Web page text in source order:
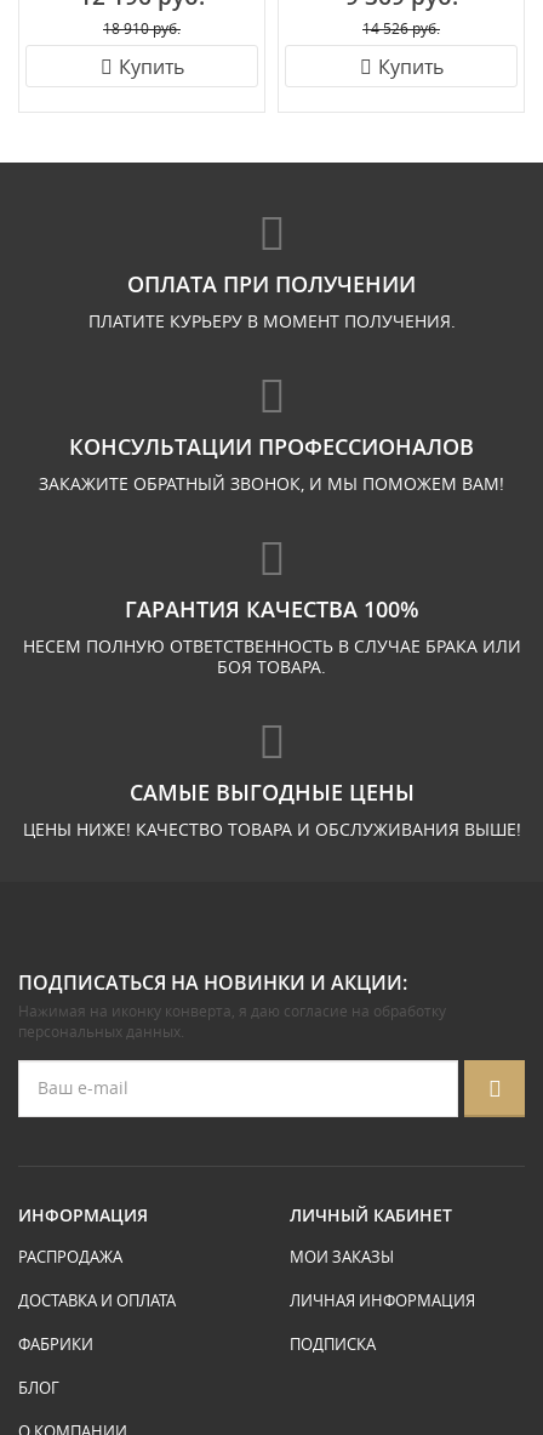
18 910 руб.
Купить
14 526 руб.
Купить
ОПЛАТА ПРИ ПОЛУЧЕНИИ
ПЛАТИТЕ КУРЬЕРУ В МОМЕНТ ПОЛУЧЕНИЯ.
КОНСУЛЬТАЦИИ ПРОФЕССИОНАЛОВ
ЗАКАЖИТЕ ОБРАТНЫЙ ЗВОНОК, И МЫ ПОМОЖЕМ ВАМ!
ГАРАНТИЯ КАЧЕСТВА 100%
НЕСЕМ ПОЛНУЮ ОТВЕТСТВЕННОСТЬ В СЛУЧАЕ БРАКА ИЛИ
БОЯ ТОВАРА.
САМЫЕ ВЫГОДНЫЕ ЦЕНЫ
ЦЕНЫ НИЖЕ! КАЧЕСТВО ТОВАРА И ОБСЛУЖИВАНИЯ ВЫШЕ!
ПОДПИСАТЬСЯ НА НОВИНКИ И АКЦИИ:
Нажимая на иконку конверта, я даю согласие на обработку
персональных данных.
ИНФОРМАЦИЯ
РАСПРОДАЖА
ДОСТАВКА И ОПЛАТА
ФАБРИКИ
БЛОГ
ЛИЧНЫЙ КАБИНЕТ
МОИ ЗАКАЗЫ
ЛИЧНАЯ ИНФОРМАЦИЯ
ПОДПИСКА